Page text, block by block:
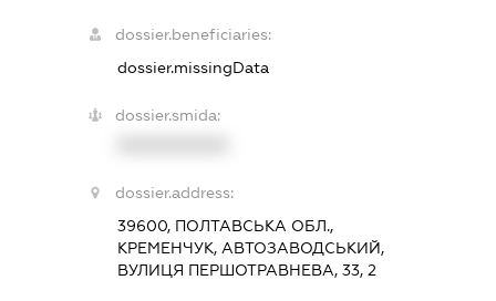
dossier.beneficiaries:
dossier.missingData
dossier.smida:
dossier.address:
39600, ПОЛТАВСЬКА ОБЛ.,
КРЕМЕНЧУК, АВТОЗАВОДСЬКИЙ,
ВУЛИЦЯ ПЕРШОТРАВНЕВА, 33, 2